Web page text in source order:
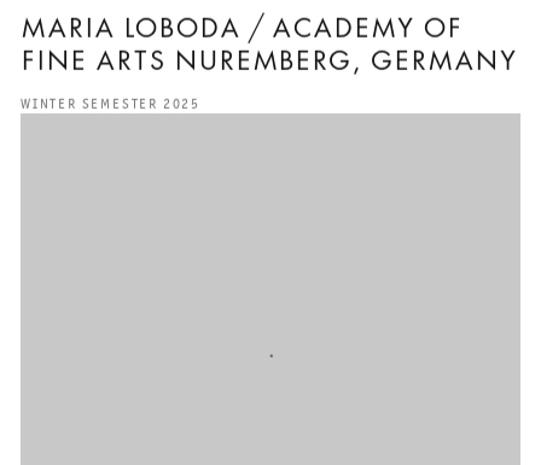
MARIA LOBODA / ACADEMY OF
FINE ARTS NUREMBERG, GERMANY
WINTER SEMESTER 2025